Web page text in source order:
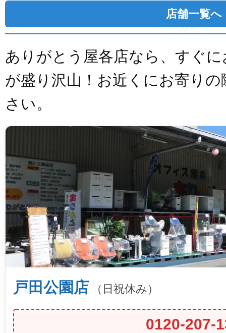
店舗一覧へ
ありがとう屋各店なら、すぐ
が盛り沢山！お近くにお寄り
さい。
戸田公園店 （日祝休み）
0120-207-